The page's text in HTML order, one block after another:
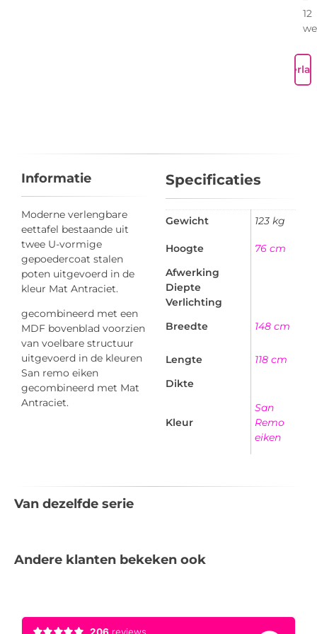
12
Informatie
Moderne verlengbare
eettafel bestaande uit
twee U-vormige
gepoedercoat stalen
poten uitgevoerd in de
kleur Mat Antraciet.
gecombineerd met een
MDF bovenblad voorzien
van voelbare structuur
uitgevoerd in de kleuren
San remo eiken
gecombineerd met Mat
Antraciet.
Specificaties
Gewicht 123 kg
Hoogte
76 cm
Afwerking
Diepte
Verlichting
Breedte
148 cm
Lengte
118 cm
Dikte
Kleur
San
Remo
eiken
Van dezelfde serie
Andere klanten bekeken ook